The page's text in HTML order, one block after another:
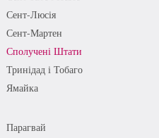
Сент-Люсія
Сент-Мартен
Сполучені Штати
Тринідад і Тобаго
Ямайка
Парагвай